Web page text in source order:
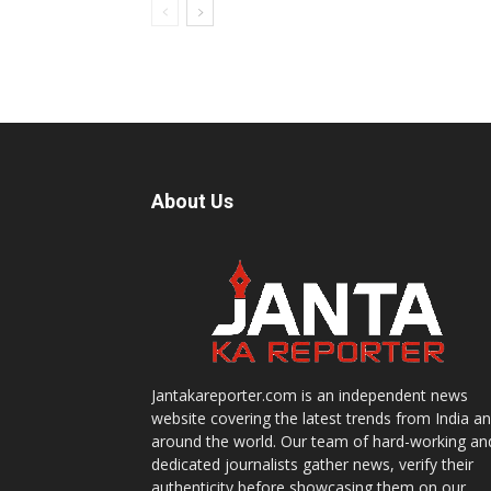
About Us
Jantakareporter.com is an independent news
website covering the latest trends from India
around the world. Our team of hard-working
dedicated journalists gather news, verify their
authenticity before showcasing them on our